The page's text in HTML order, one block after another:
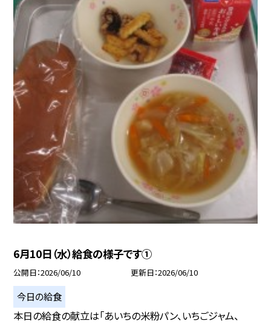
6月10日（水）給食の様子です①
公開日 2026/06/10 更新日 2026/06/10
今日の給食
本日の給食の献立は「あいちの米粉パン、いちごジャム、